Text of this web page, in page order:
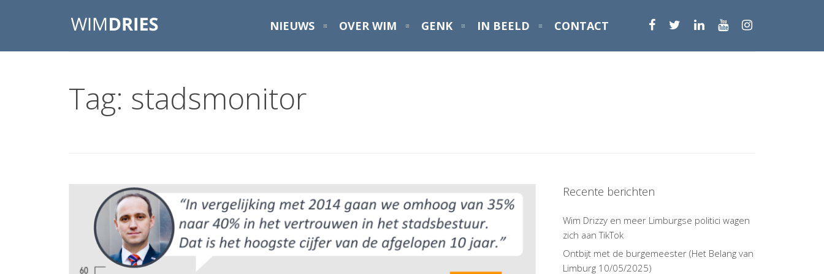
NIEUWS OVER WIM GENK IN BEELD CONTACT
Tag: stadsmonitor
Recente berichten
Wim Drizzy en meer Limburgse politici wagen
zich aan TikTok
Ontbijt met de burgemeester (Het Belang van
Limburg 10/05/2025)